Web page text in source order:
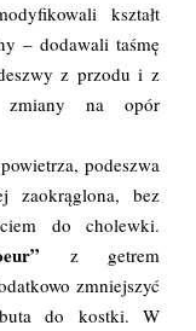
kształt
– dodawali taśmę
z przodu i z
na opór
podeszwa
zaokrąglona, bez
do cholewki.
z getrem
zmniejszyć
do kostki. W